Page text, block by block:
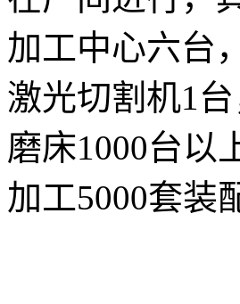
加工中心六台
激光切割机1
磨床1000台以
加工5000套装